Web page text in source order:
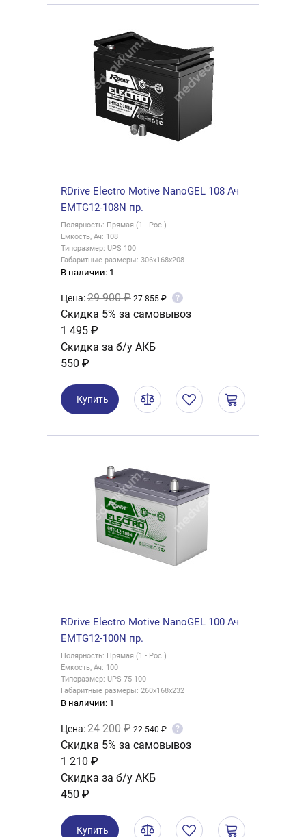
RDrive Electro Motive NanoGEL 108 Ач
EMTG12-108N пр.
Полярность: Прямая (1 - Рос.)
Емкость, Ач: 108
Типоразмер: UPS 100
Габаритные размеры: 306x168x208
В наличии: 1
Цена:29 900 ₽ 27 855 ₽ ?
Скидка 5% за самовывоз
1 495 ₽
Скидка за б/у АКБ
550 ₽
Купить
RDrive Electro Motive NanoGEL 100 Ач
EMTG12-100N пр.
Полярность: Прямая (1 - Рос.)
Емкость, Ач: 100
Типоразмер: UPS 75-100
Габаритные размеры: 260x168x232
В наличии: 1
Цена:24 200 ₽ 22 540 ₽ ?
Скидка 5% за самовывоз
1 210 ₽
Скидка за б/у АКБ
450 ₽
Купить